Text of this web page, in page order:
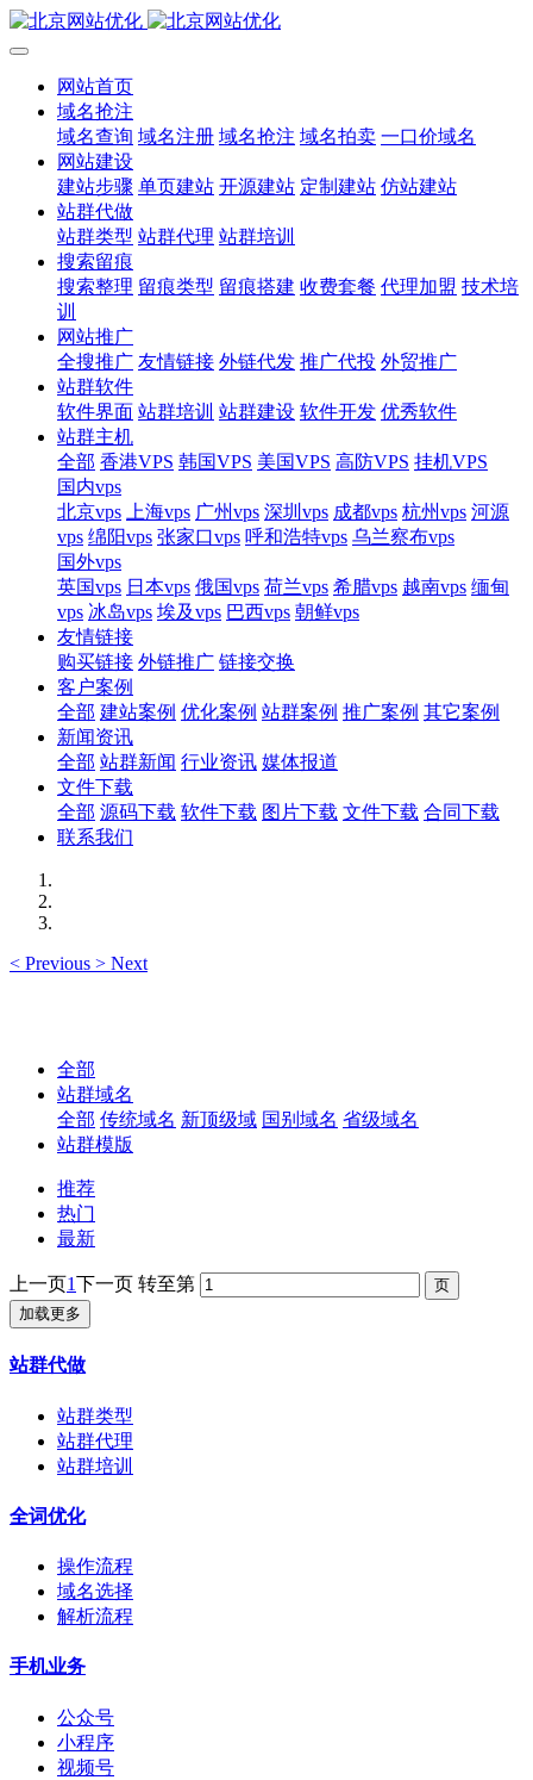
网站首页
域名抢注
域名查询 域名注册 域名抢注 域名拍卖 一口价域名
网站建设
建站步骤 单页建站 开源建站 定制建站 仿站建站
站群代做
站群类型 站群代理 站群培训
搜索留痕
搜索整理 留痕类型 留痕搭建 收费套餐 代理加盟 技术培
训
网站推广
全搜推广 友情链接 外链代发 推广代投 外贸推广
站群软件
软件界面 站群培训 站群建设 软件开发 优秀软件
站群主机
全部 香港VPS 韩国VPS 美国VPS 高防VPS 挂机VPS
国内vps
北京vps
上海vps 广州vps 深圳vps 成都vps 杭州vps 河源
vps 绵阳vps 张家口vps 呼和浩特vps 乌兰察布vps
国外vps
英国vps 日本vps 俄国vps 荷兰vps 希腊vps 越南vps 缅甸
vps 冰岛vps 埃及vps 巴西vps 朝鲜vps
友情链接
购买链接 外链推广 链接交换
客户案例
全部 建站案例 优化案例 站群案例 推广案例 其它案例
新闻资讯
全部 站群新闻 行业资讯 媒体报道
文件下载
全部 源码下载 软件下载 图片下载 文件下载 合同下载
联系我们
< Previous > Next
全部
站群域名
全部 传统域名 新顶级域 国别域名 省级域名
站群模版
推荐
热门
最新
上一页1下一页 转至第
加载更多
站群代做
站群类型
站群代理
站群培训
全词优化
操作流程
域名选择
解析流程
手机业务
公众号
小程序
视频号